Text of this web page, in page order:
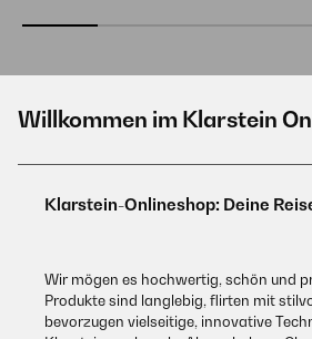
Willkommen im Klarstein
Wir mögen es hochwertig, schön und
Produkte sind langlebig, flirten mit
bevorzugen vielseitige, innovative